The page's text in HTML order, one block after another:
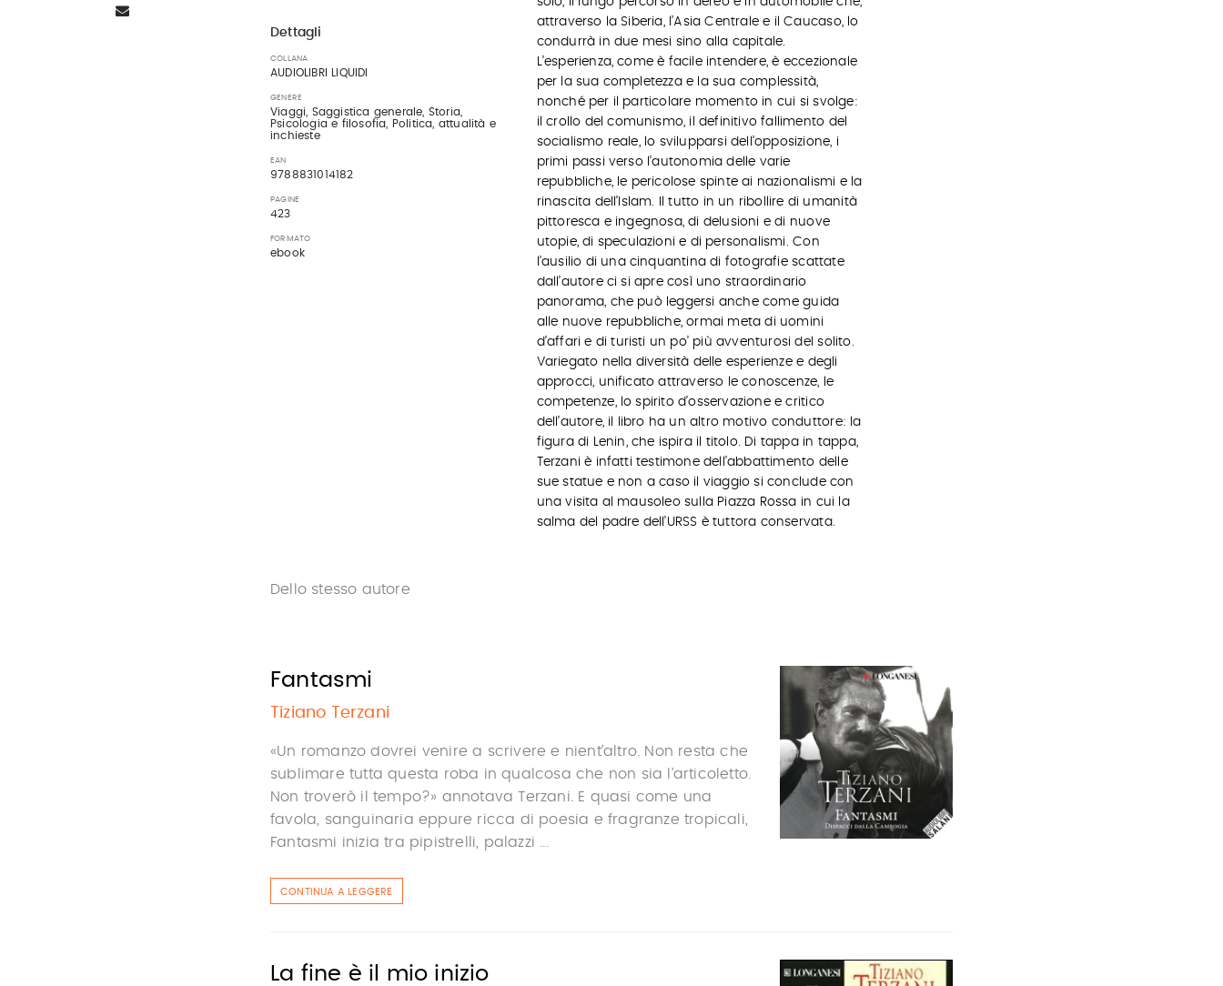
Dettagli
COLLANA
AUDIOLIBRI LIQUIDI
GENERE
Viaggi, Saggistica generale, Storia,
Psicologia e filosofia, Politica, attualità e
inchieste
EAN
9788831014182
PAGINE
423
FORMATO
ebook
attraverso la Siberia, l’Asia Centrale e il Caucaso, lo
condurrà in due mesi sino alla capitale.
L’esperienza, come è facile intendere, è eccezionale
per la sua completezza e la sua complessità,
nonché per il particolare momento in cui si svolge:
il crollo del comunismo, il definitivo fallimento del
socialismo reale, lo svilupparsi dell’opposizione, i
primi passi verso l’autonomia delle varie
repubbliche, le pericolose spinte ai nazionalismi e la
rinascita dell’Islam. Il tutto in un ribollire di umanità
pittoresca e ingegnosa, di delusioni e di nuove
utopie, di speculazioni e di personalismi. Con
l’ausilio di una cinquantina di fotografie scattate
dall’autore ci si apre così uno straordinario
panorama, che può leggersi anche come guida
alle nuove repubbliche, ormai meta di uomini
d’affari e di turisti un po’ più avventurosi del solito.
Variegato nella diversità delle esperienze e degli
approcci, unificato attraverso le conoscenze, le
competenze, lo spirito d’osservazione e critico
dell’autore, il libro ha un altro motivo conduttore: la
figura di Lenin, che ispira il titolo. Di tappa in tappa,
Terzani è infatti testimone dell’abbattimento delle
sue statue e non a caso il viaggio si conclude con
una visita al mausoleo sulla Piazza Rossa in cui la
salma del padre dell’URSS è tuttora conservata.
Dello stesso autore
Fantasmi
Tiziano Terzani
«Un romanzo dovrei venire a scrivere e nient’altro. Non resta che
sublimare tutta questa roba in qualcosa che non sia l’articoletto.
Non troverò il tempo?» annotava Terzani. E quasi come una
favola, sanguinaria eppure ricca di poesia e fragranze tropicali,
Fantasmi inizia tra pipistrelli, palazzi ...
CONTINUA A LEGGERE
La fine è il mio inizio